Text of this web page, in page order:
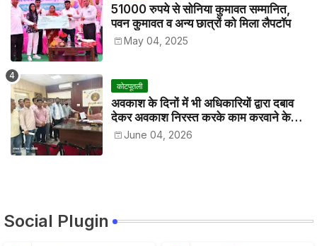
51000 रुपये से सोनिया कुमावत सम्मानित,
पवन कुमावत व अन्य छात्रों को मिला लैपटॉप
May 04, 2025
कोटपूतली
अवकाश के दिनों में भी अधिकारियों द्वारा दबाव
देकर अवकाश निरस्त करके काम करवाने के
विरोध में कर्मचारियों ने जिला कलेक्टर को सीएस
के नाम दिया ज्ञापन
June 04, 2026
Social Plugin